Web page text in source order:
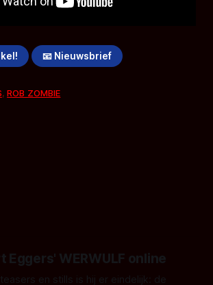
📧 Nieuwsbrief
,ROB ZOMBIE
Eggers' WERWULF online
en stills is hij er eindelijk: de